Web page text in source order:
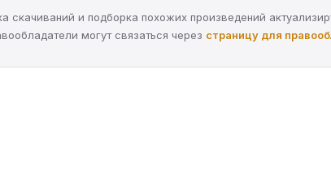
скачиваний и подборка похожих произведений
могут связаться через страницу для